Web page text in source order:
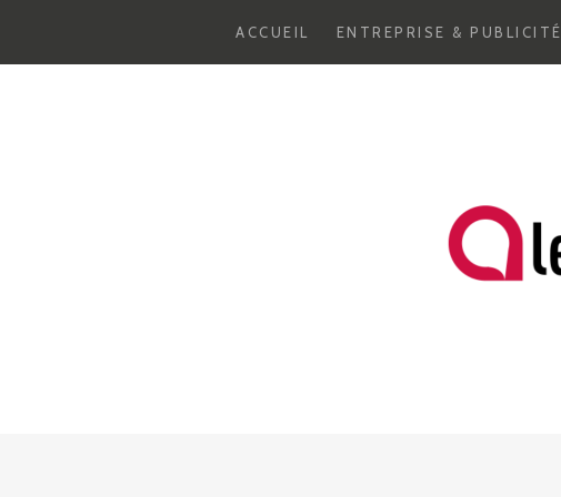
ACCUEIL ENTREPRISE & PUBLICITÉ